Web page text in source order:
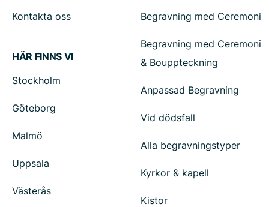
Kontakta oss
HÄR FINNS VI
Stockholm
Göteborg
Malmö
Uppsala
Västerås
Begravning med Ceremoni
Begravning med Ceremoni
& Bouppteckning
Anpassad Begravning
Vid dödsfall
Alla begravningstyper
Kyrkor & kapell
Kistor